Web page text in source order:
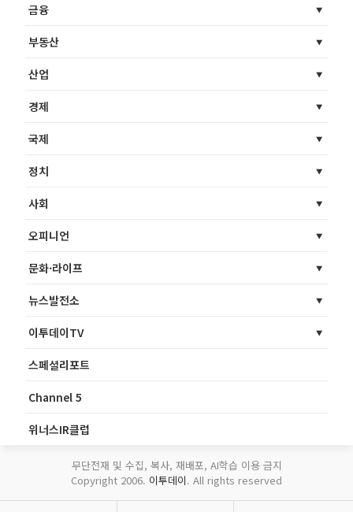
금융
부동산
산업
경제
국제
정치
사회
오피니언
문화·라이프
뉴스발전소
이투데이TV
스페셜리포트
Channel 5
위너스IR클럽
무단전재 및 수집, 복사, 재배포, AI학습 이용 금지
Copyright 2006. 이투데이. All rights reserved